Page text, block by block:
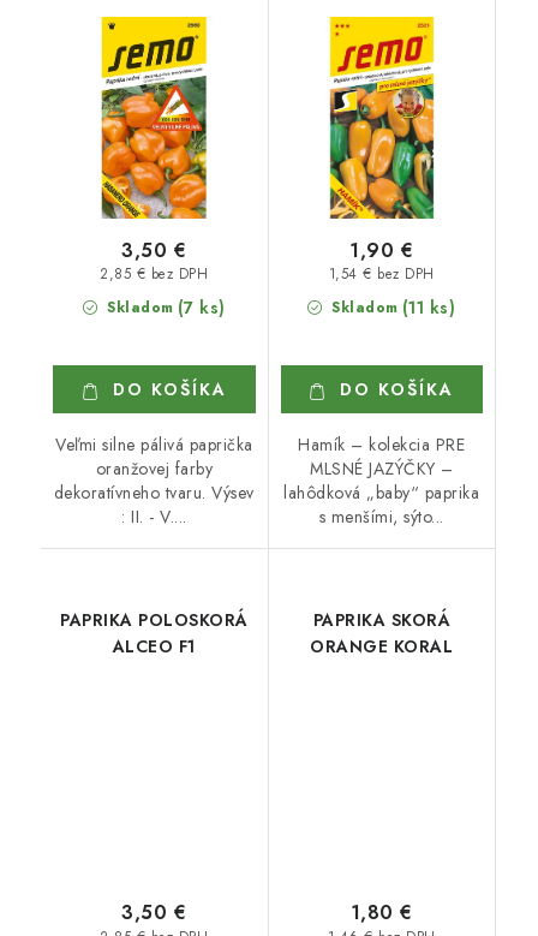
Skladom (7 ks)
2,85 € bez DPH
3,50 €
DO KOŠÍKA
Veľmi silne pálivá paprička
oranžovej farby
dekoratívneho tvaru. Výsev
: II. - V....
Skladom (11 ks)
1,54 € bez DPH
1,90 €
DO KOŠÍKA
Hamík – kolekcia PRE
MLSNÉ JAZÝČKY –
lahôdková „baby“ paprika
s menšími, sýto...
PAPRIKA POLOSKORÁ
ALCEO F1
3,50 €
PAPRIKA SKORÁ
ORANGE KORAL
1,80 €